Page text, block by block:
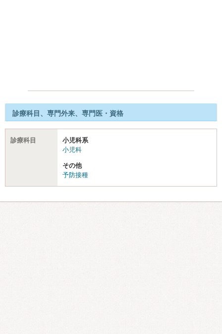
診療科目、専門外来、専門医・資格
診療科目
小児科系
小児科
その他
予防接種